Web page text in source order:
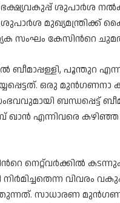
ശുപാർശ
മുഖ്യമന്ത്രിക്ക്‌
സംഘം കേസിന്‍റെ
ബീമാപ്പള്ളി, പൂന്തുറ
ഒരു മുൻഗണനാ
ബന്ധപ്പെട്ട്‌
ഖാൻ എന്നിവരെ
നെറ്റ്‌വർക്കിൽ
വിവരം
സാധാരണ